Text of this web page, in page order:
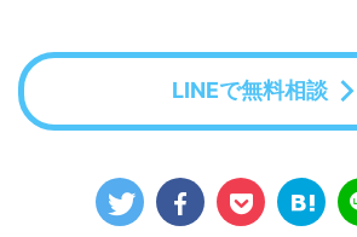
LINEで無料相談